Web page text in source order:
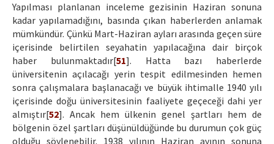
Yapılması planlanan inceleme gezisinin Haziran sonuna
kadar yapılamadığını, basında çıkan haberlerden anlamak
mümkündür. Çünkü Mart-Haziran ayları arasında geçen süre
içerisinde belirtilen seyahatin yapılacağına dair birçok
haber bulunmaktadır[51]. Hatta bazı haberlerde
üniversitenin açılacağı yerin tespit edilmesinden hemen
sonra çalışmalara başlanacağı ve büyük ihtimalle 1940 yılı
içerisinde doğu üniversitesinin faaliyete geçeceği dahi yer
almıştır[52]. Ancak hem ülkenin genel şartları hem de
bölgenin özel şartları düşünüldüğünde bu durumun çok güç
olduğu söylenebilir. 1938 yılının Haziran ayının sonuna